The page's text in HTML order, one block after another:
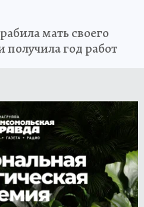
мать своего
год работ